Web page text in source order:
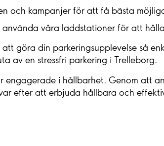
och kampanjer för att få bästa
använda våra laddstationer för att
göra din parkeringsupplevelse så
av en stressfri parkering i Trelleborg.
engagerade i hållbarhet. Genom att
efter att erbjuda hållbara och